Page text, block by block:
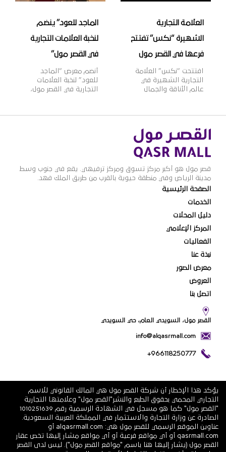
[…]
العلامة التجارية
الشهيرة “نكس” تفتتح
فرعها في القصر مول
افتتحت “نكس” العلامة
التجارية الشهيرة في
عالم الأناقة والجمال
“نكس” عام 1999م
من مستحضرات التجميل
العصرية والجريئة التي
تلبي مختلف أذواق
2000 منتج بألوان وظلال
متنوعة بأسعار مناسبة،
وتنتشر منتجاتها في أكثر
وواحدة […]
الماجد للعود” ينضم
لنخبة العلامات التجارية
في القصر مول”
أنضم معرض “الماجد
للعود” لنخبة العلامات
التجارية في القصر مول،
التجارية في تجارة العود
منتجات “الماجد للعود”
بالجودة العالية والقيمة
قصر مول هو أكبر مركز تسوق ومركز ترفيهي. يقع في جنوب وسط
مدينة الرياض وفي منطقة حيوية بالقرب من طريق الملك فهد.
الصفحة الرئيسية
الخدمات
دليل المحلات
المركز الإعلامي
الفعاليات
نبذة عنا
معرض الصور
العروض
اتصل بنا
القصر مول، السويدي العام، حي السويدي
info@alqasrmall.com
+966118250777
يؤكد هذا الإخطار أن شركة القصر مول هي المالك القانوني للاسم
التجاري المحمي بحقوق الطبع والنشر"القصر مول" وعلامتها التجارية
"القصر مول" كما هو مسجل في الشهادة الرسمية رقم 1010251639
الصادرة عن وزارة التجارة والاستثمار في المملكة العربية السعودية.
عناوين الموقع الرسمي للقصر مول هي: alqasrmall.com أو
qasrmall.com أو أي مواقع فرعية أو أي مواقع مشار إليها تخص عقار
القصر مول (يشار إليها هنا باسم "مواقع القصر مول"). ليس لدى القصر